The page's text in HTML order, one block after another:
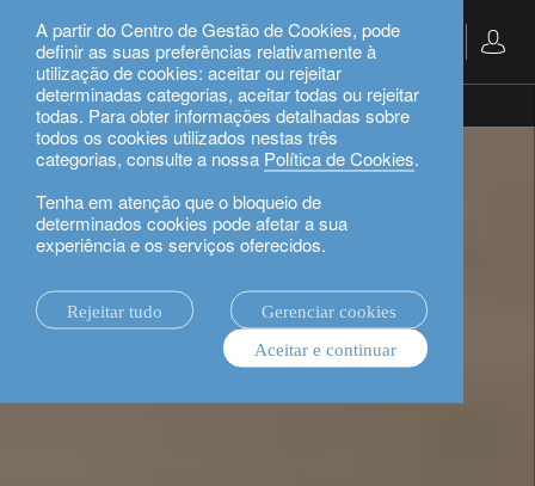
A partir do Centro de Gestão de Cookies, pode
definir as suas preferências relativamente à
utilização de cookies: aceitar ou rejeitar
determinadas categorias, aceitar todas ou rejeitar
todas. Para obter informações detalhadas sobre
todos os cookies utilizados nestas três
categorias, consulte a nossa Política de Cookies.
Tenha em atenção que o bloqueio de
determinados cookies pode afetar a sua
experiência e os serviços oferecidos.
Rejeitar tudo
Gerenciar cookies
Aceitar e continuar
Português
private banking. gestão de patrimônio.